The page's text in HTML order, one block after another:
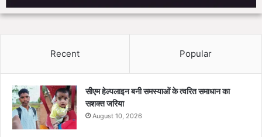
Recent Popular
सीएम हेल्पलाइन बनी समस्याओं के त्वरित समाधान का
सशक्त जरिया
August 10, 2026